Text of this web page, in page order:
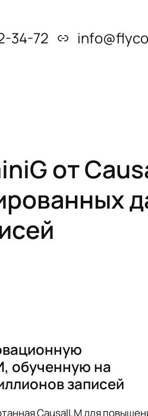
34-72
от
обученную на
записей
CausalLM для